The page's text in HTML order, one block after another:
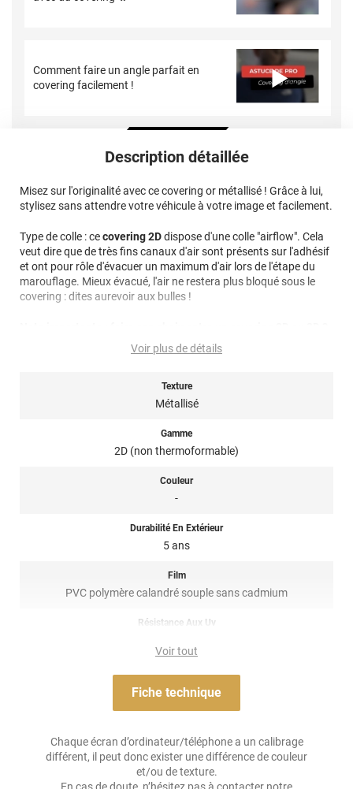
Comment faire un angle parfait en
covering facilement !
Description détaillée
Misez sur l'originalité avec ce covering or métallisé ! Grâce à lui,
stylisez sans attendre votre véhicule à votre image et facilement.
Type de colle : cecovering 2Ddispose d'une colle "airflow". Cela
veut dire que de très fins canaux d'air sont présents sur l'adhésif
et ont pour rôle d'évacuer un maximum d'air lors de l'étape du
marouflage. Mieux évacué, l'air ne restera plus bloqué sous le
covering : dites aurevoir aux bulles !
Pour rappel ce film de covering dispose d’une finition 2D, c’est-à-
chaleur, il est conseillé dans la pose de covering sur des surfaces
plutôt plates et peu courbées afin d’éviter tout risque de plis et
plutôt utilisé en partiel covering. Un doute ? N’hésitez pas à
contacter notre équipe pour plus d’information !
Ce covering auto or métallisé 2D de la marque Variance Auto est
a9100a.
Voir plus de détails
Texture
Métallisé
Gamme
2D (non thermoformable)
Couleur
-
Durabilité En Extérieur
5 ans
Film
PVC polymère calandré souple sans cadmium
Résistance Aux Uv
Acrylique permanent transparent ou gris
Épaisseur
75 µ
Voir tout
Fiche technique
Chaque écran d’ordinateur/téléphone a un calibrage
différent, il peut donc exister une différence de couleur
et/ou de texture.
En cas de doute, n’hésitez pas à contacter notre